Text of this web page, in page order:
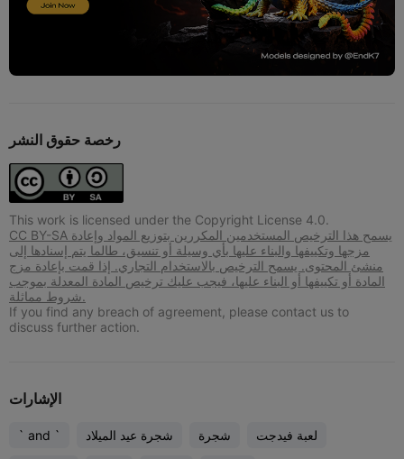
رخصة حقوق النشر
This work is licensed under the Copyright License 4.0.
CC BY-SA يسمح هذا الترخيص المستخدمين المكررين بتوزيع المواد وإعادة
مزجها وتكييفها والبناء عليها بأي وسيلة أو تنسيق، طالما يتم إسنادها إلى
منشئ المحتوى. يسمح الترخيص بالاستخدام التجاري. إذا قمت بإعادة مزج
المادة أو تكييفها أو البناء عليها، فيجب عليك ترخيص المادة المعدلة بموجب
شروط مماثلة.
If you find any breach of agreement, please contact us to
discuss further action.
الإشارات
` and ` شجرة عيد الميلاد شجرة لعبة فيدجت